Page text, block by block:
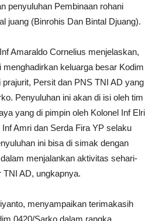
penyuluhan Pembinaan rohani
juang (Binrohis Dan Bintal Djuang).
Amaraldo Cornelius menjelaskan,
menghadirkan keluarga besar Kodim
Persit dan PNS TNI AD yang
Penyuluhan ini akan di isi oleh tim
yang di pimpin oleh Kolonel Inf Elri
Amri dan Serda Fira YP selaku
ini bisa di simak dengan
menjalankan aktivitas sehari-
TNI AD, ungkapnya.
menyampaikan terimakasih
0420/Sarko dalam rangka